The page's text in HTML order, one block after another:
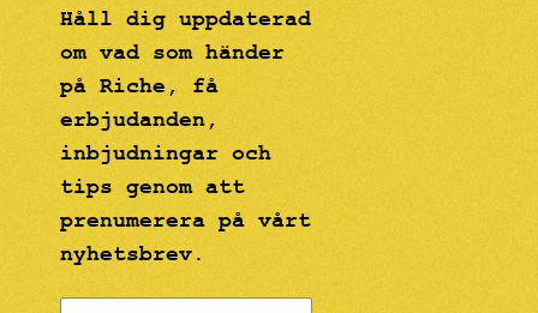
Håll dig uppdaterad
om vad som händer
på Riche, få
erbjudanden,
inbjudningar och
tips genom att
prenumerera på vårt
nyhetsbrev.